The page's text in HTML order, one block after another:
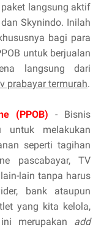
paket langsung aktif
Skynindo. Inilah
bagi para
untuk berjualan
langsung dari
prabayar termurah.
(PPOB) - Bisnis
untuk melakukan
seperti tagihan
pascabayar, TV
lain tanpa harus
bank ataupun
yang kita kelola,
merupakan add